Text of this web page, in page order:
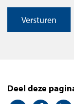
Versturen
Deel deze